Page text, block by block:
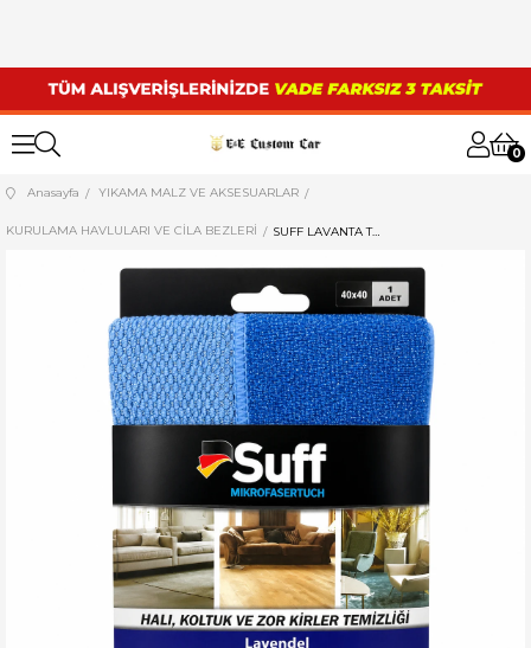
0
Anasayfa YIKAMA MALZ VE AKSESUARLAR
KURULAMA HAVLULARI VE CİLA BEZLERİ SUFF LAVANTA TIRTIKLI KUAFÖR BEZİ (40x40 cm)